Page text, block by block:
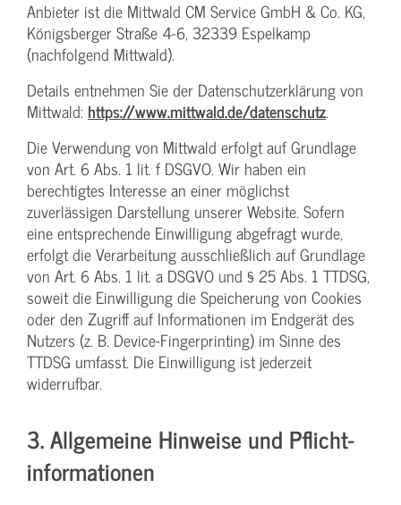
Anbieter ist die Mittwald CM Service GmbH & Co. KG,
Königsberger Straße 4-6, 32339 Espelkamp
(nachfolgend Mittwald).
Details entnehmen Sie der Datenschutzerklärung von
Mittwald: https://www.mittwald.de/datenschutz.
Die Verwendung von Mittwald erfolgt auf Grundlage
von Art. 6 Abs. 1 lit. f DSGVO. Wir haben ein
berechtigtes Interesse an einer möglichst
zuverlässigen Darstellung unserer Website. Sofern
eine entsprechende Einwilligung abgefragt wurde,
erfolgt die Verarbeitung ausschließlich auf Grundlage
von Art. 6 Abs. 1 lit. a DSGVO und § 25 Abs. 1 TTDSG,
soweit die Einwilligung die Speicherung von Cookies
oder den Zugriff auf Informationen im Endgerät des
Nutzers (z. B. Device-Fingerprinting) im Sinne des
TTDSG umfasst. Die Einwilligung ist jederzeit
widerrufbar.
3. Allgemeine Hinweise und Pflicht­
informationen